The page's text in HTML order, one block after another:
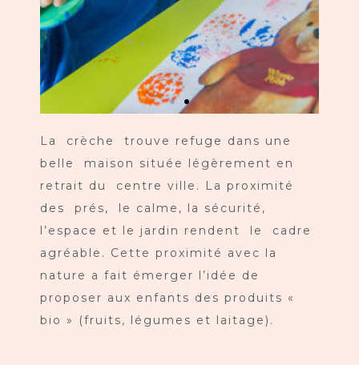
La crèche trouve refuge dans une
belle maison située légèrement en
retrait du centre ville. La proximité
des prés, le calme, la sécurité,
l’espace et le jardin rendent le cadre
agréable. Cette proximité avec la
nature a fait émerger l’idée de
proposer aux enfants des produits «
bio » (fruits, légumes et laitage).